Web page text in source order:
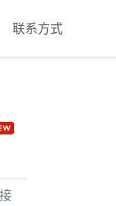
联系方式